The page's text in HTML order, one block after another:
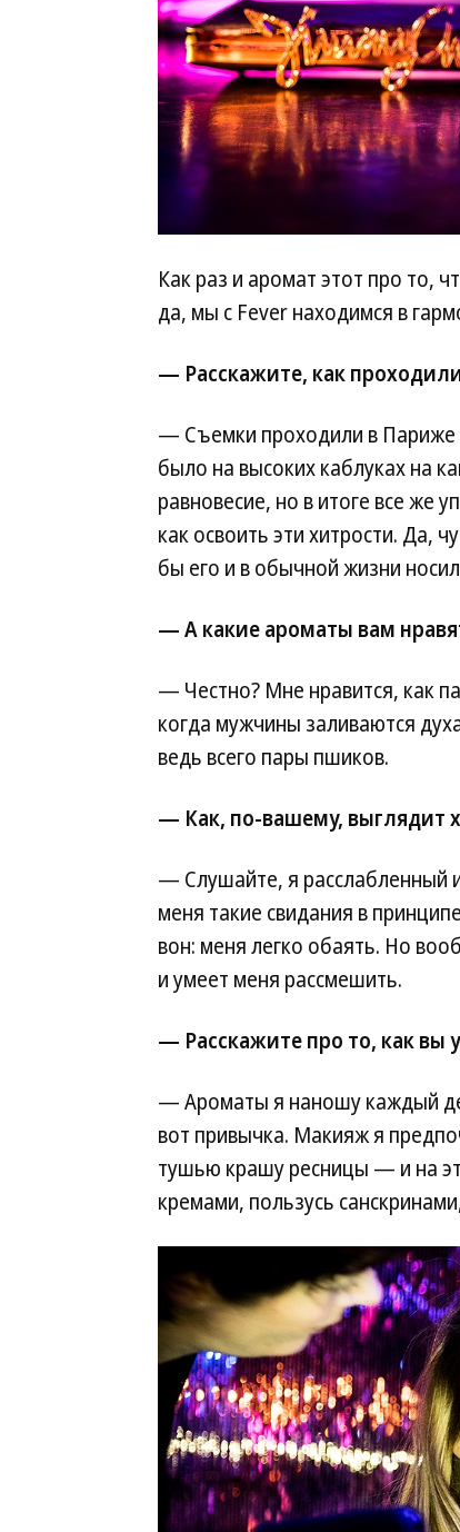
Как раз и аромат этот про то,
да, мы с Fever находимся в
— Расскажите, как
— Съемки проходили в Париже
было на высоких каблуках на
равновесие, но в итоге все же
как освоить эти хитрости. Да,
бы его и в обычной жизни
— А какие ароматы вам
— Честно? Мне нравится, как
когда мужчины заливаются
ведь всего пары пшиков.
— Как, по-вашему, выглядит
— Слушайте, я расслабленный
меня такие свидания в
вон: меня легко обаять. Но
и умеет меня рассмешить.
— Расскажите про то, как вы
— Ароматы я наношу каждый
вот привычка. Макияж я
тушью крашу ресницы — и на
кремами, пользусь